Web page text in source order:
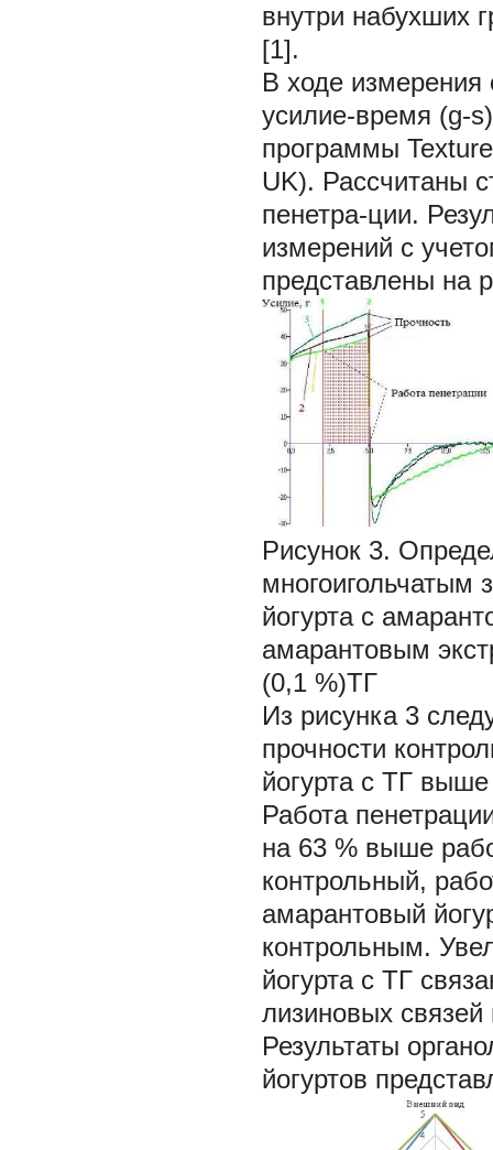
внутри набухших
[1].
В ходе измерения
усилие-время (g-
программы
UK). Рассчитаны
пенетра-ции.
измерений с
представлены на
Рисунок 3.
многоигольчатым
йогурта с
амарантовым
(0,1 %)ТГ
Из рисунка 3
прочности
йогурта с ТГ
Работа
на 63 % выше
контрольный,
амарантовый
контрольным.
йогурта с ТГ
лизиновых
Результаты
йогуртов